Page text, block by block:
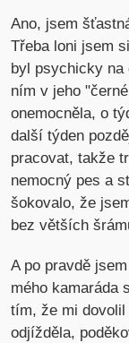
Ano, jsem
Třeba loni jsem
byl psychicky na
ním v jeho
onemocněla, o
další týden
pracovat, takže
nemocný pes a
šokovalo, že
bez větších
A po pravdě
mého kamaráda
tím, že mi
odjížděla,